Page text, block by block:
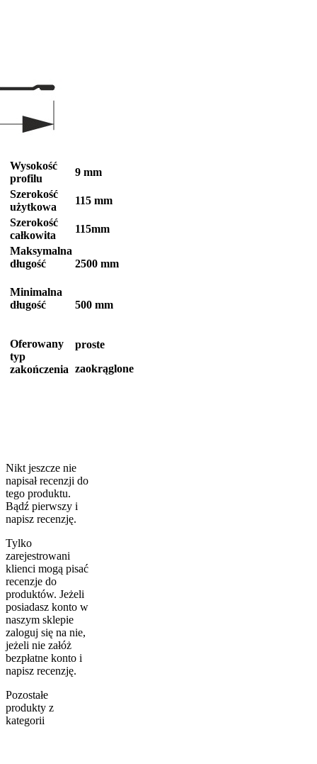
Wysokość
profilu
9 mm
Szerokość
użytkowa
115 mm
Szerokość
całkowita
115mm
Maksymalna
długość
2500 mm
Minimalna
długość
500 mm
Oferowany
typ
zakończenia
proste
zaokrąglone
Nikt jeszcze nie
napisał recenzji do
tego produktu.
Bądź pierwszy i
napisz recenzję.
Tylko
zarejestrowani
klienci mogą pisać
recenzje do
produktów. Jeżeli
posiadasz konto w
naszym sklepie
zaloguj się na nie,
jeżeli nie załóż
bezpłatne konto i
napisz recenzję.
Pozostałe
produkty z
kategorii